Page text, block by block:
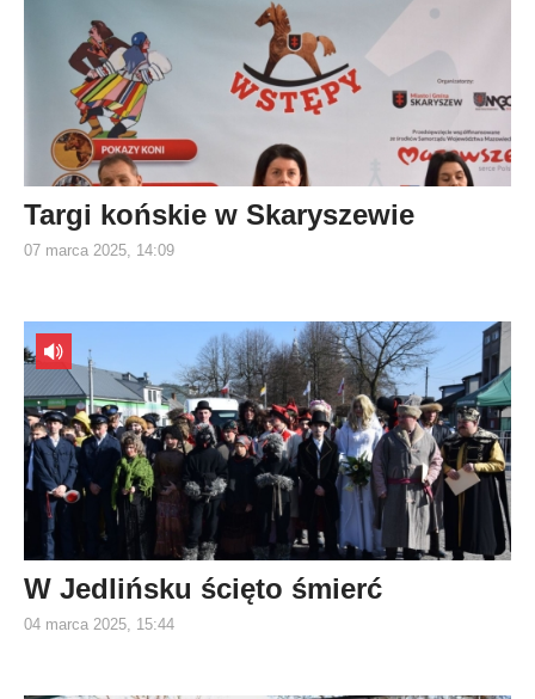
Targi końskie w Skaryszewie
07 marca 2025, 14:09
W Jedlińsku ścięto śmierć
04 marca 2025, 15:44